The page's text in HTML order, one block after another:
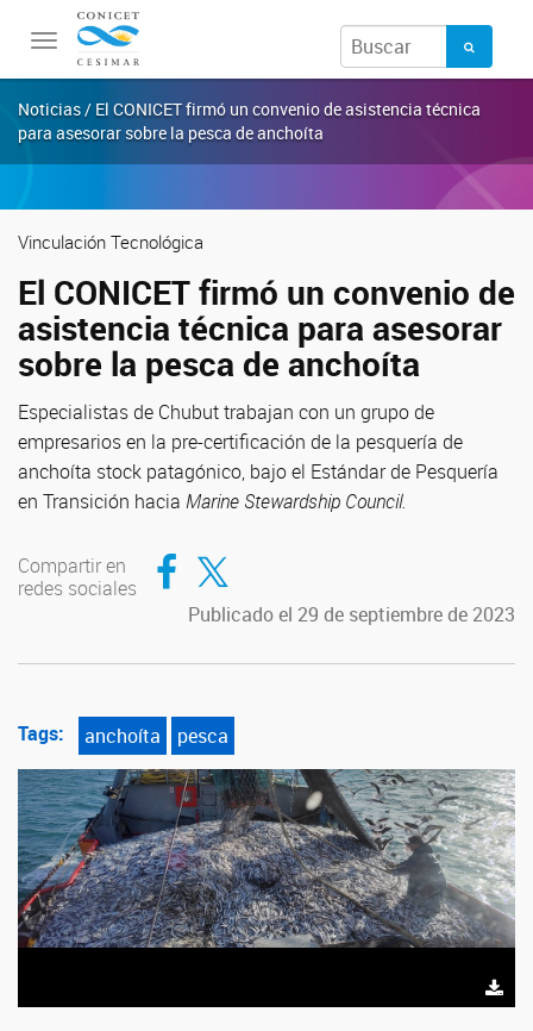
Toggle
navigation
Noticias / El CONICET firmó un convenio de asistencia técnica
para asesorar sobre la pesca de anchoíta
Vinculación Tecnológica
El CONICET firmó un convenio de
asistencia técnica para asesorar
sobre la pesca de anchoíta
Especialistas de Chubut trabajan con un grupo de
empresarios en la pre-certificación de la pesquería de
anchoíta stock patagónico, bajo el Estándar de Pesquería
en Transición hacia Marine Stewardship Council.
Compartir en
redes sociales
Compartir en Facebook
Compartir en Twitter
Publicado el 29 de septiembre de 2023
Tags: anchoíta pesca